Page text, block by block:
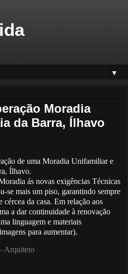
▼
Moradia
da Barra, Ílhavo
de uma Moradia Unifamiliar e
Ílhavo.
ás novas exigências Técnicas
se mais um piso, garantindo sempre
cércea da casa. Em relação aos
a dar continuidade à renovação
linguagem e materiais
para aumentar).
Arquiteto